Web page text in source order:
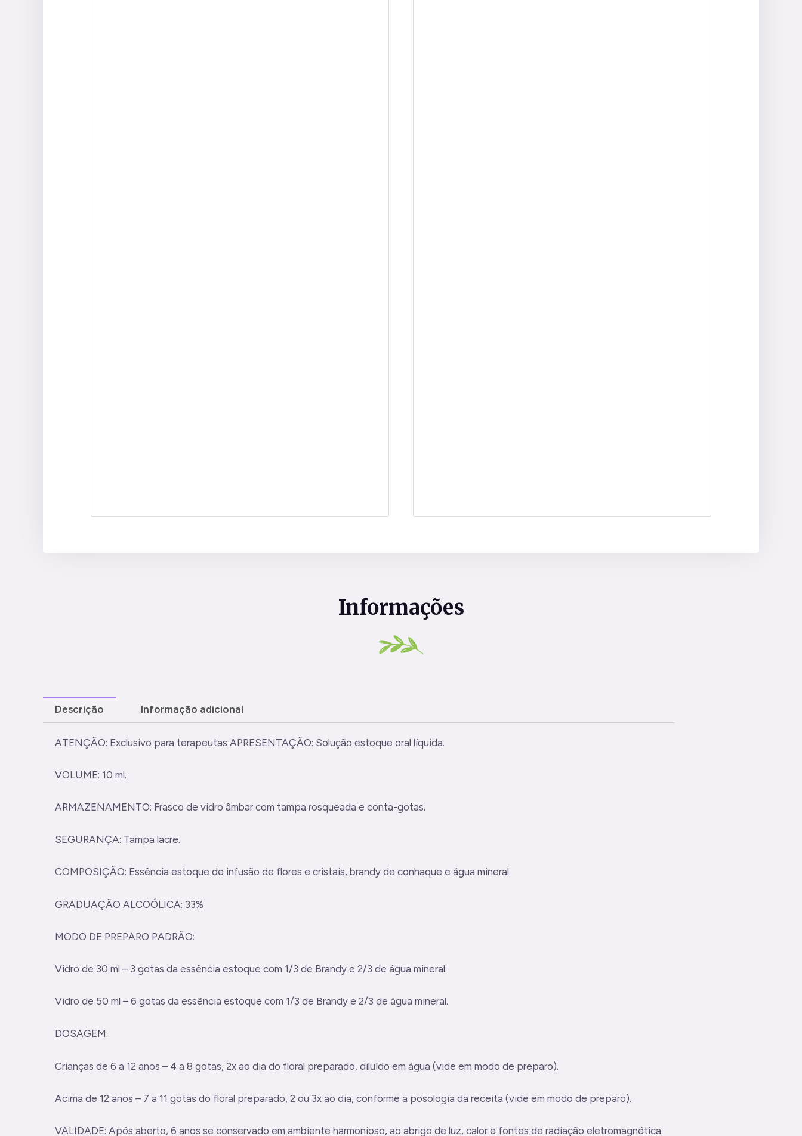
Informações
Descrição Informação adicional
ATENÇÃO: Exclusivo para terapeutas APRESENTAÇÃO: Solução estoque oral líquida.
VOLUME: 10 ml.
ARMAZENAMENTO: Frasco de vidro âmbar com tampa rosqueada e conta-gotas.
SEGURANÇA: Tampa lacre.
COMPOSIÇÃO: Essência estoque de infusão de flores e cristais, brandy de conhaque e água mineral.
GRADUAÇÃO ALCOÓLICA: 33%
MODO DE PREPARO PADRÃO:
Vidro de 30 ml – 3 gotas da essência estoque com 1/3 de Brandy e 2/3 de água mineral.
Vidro de 50 ml – 6 gotas da essência estoque com 1/3 de Brandy e 2/3 de água mineral.
DOSAGEM:
Crianças de 6 a 12 anos – 4 a 8 gotas, 2x ao dia do floral preparado, diluído em água (vide em modo de preparo).
Acima de 12 anos – 7 a 11 gotas do floral preparado, 2 ou 3x ao dia, conforme a posologia da receita (vide em modo de preparo).
VALIDADE: Após aberto, 6 anos se conservado em ambiente harmonioso, ao abrigo de luz, calor e fontes de radiação eletromagnética.